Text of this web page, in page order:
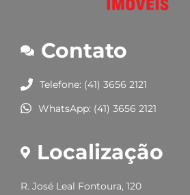
Contato
Telefone: (41) 3656 2121
WhatsApp: (41) 3656 2121
Localização
R. José Leal Fontoura, 120